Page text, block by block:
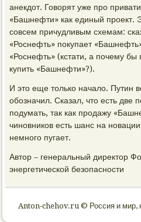
анекдот. Говорят уже про
«Башнефти» как единый проект.
совсем причудливым схемам:
«Роснефть» покупает
«Роснефть» (кстати, а почему бы
купить «Башнефти»?).
И это еще только начало. Путин
обозначил. Сказал, что есть две
подумать, так как продажу
чиновников есть шанс на
немного пугает.
Автор – генеральный директор
энергетической безопасности
Anton-chehov.ru © Россия и мир,